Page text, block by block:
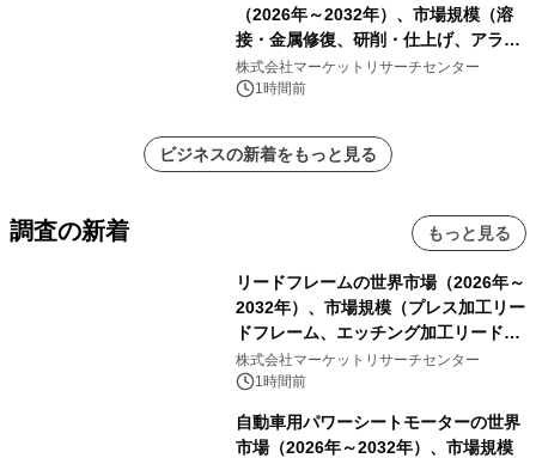
（2026年～2032年）、市場規模（溶
接・金属修復、研削・仕上げ、アライ
メント、その他）・分析レポートを発
表
株式会社マーケットリサーチセンター
1時間前
ビジネスの新着をもっと見る
調査の新着 もっと見る
リードフレームの世界市場（2026年～
2032年）、市場規模（プレス加工リー
ドフレーム、エッチング加工リードフ
レーム）・分析レポートを発表
株式会社マーケットリサーチセンター
1時間前
自動車用パワーシートモーターの世界
市場（2026年～2032年）、市場規模